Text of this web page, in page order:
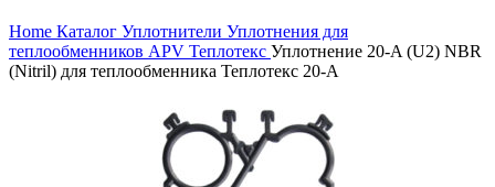
Home Каталог Уплотнители Уплотнения для
теплообменников APV Теплотекс Уплотнение 20-A (U2) NBR
(Nitril) для теплообменника Теплотекс 20-A